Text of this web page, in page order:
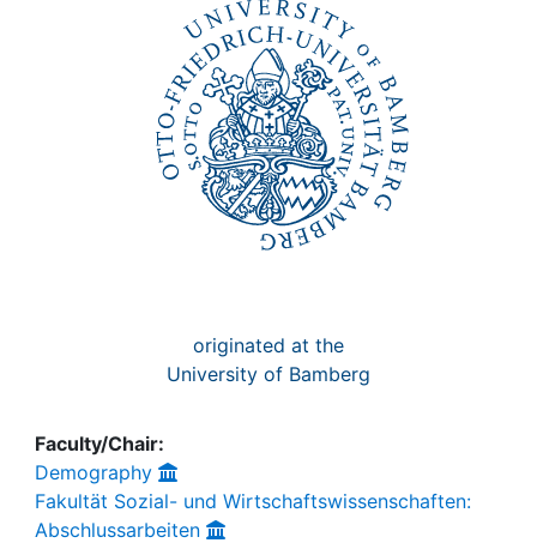
originated at the
University of Bamberg
Faculty/Chair:
Demography
Fakultät Sozial- und Wirtschaftswissenschaften:
Abschlussarbeiten